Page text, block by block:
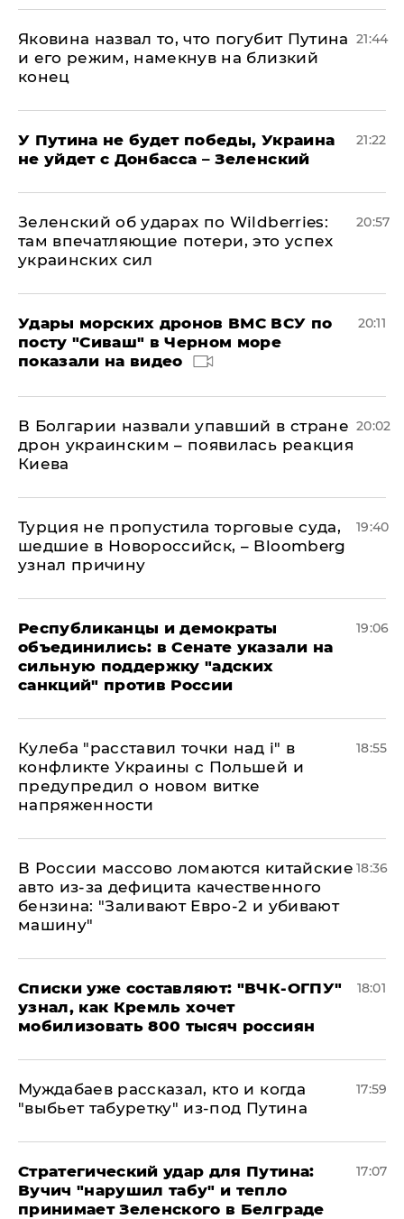
Яковина назвал то, что погубит Путина
и его режим, намекнув на близкий
конец
21:44
У Путина не будет победы, Украина
не уйдет с Донбасса – Зеленский
21:22
Зеленский об ударах по Wildberries:
там впечатляющие потери, это успех
украинских сил
20:57
Удары морских дронов ВМС ВСУ по
посту "Сиваш" в Черном море
показали на видео
20:11
В Болгарии назвали упавший в стране
дрон украинским – появилась реакция
Киева
20:02
Турция не пропустила торговые суда,
шедшие в Новороссийск, – Bloomberg
узнал причину
19:40
Республиканцы и демократы
объединились: в Сенате указали на
сильную поддержку "адских
санкций" против России
19:06
Кулеба "расставил точки над і" в
конфликте Украины с Польшей и
предупредил о новом витке
напряженности
18:55
В России массово ломаются китайские
авто из-за дефицита качественного
бензина: "Заливают Евро-2 и убивают
машину"
18:36
Списки уже составляют: "ВЧК-ОГПУ"
узнал, как Кремль хочет
мобилизовать 800 тысяч россиян
18:01
Муждабаев рассказал, кто и когда
"выбьет табуретку" из-под Путина
17:59
Стратегический удар для Путина:
Вучич "нарушил табу" и тепло
принимает Зеленского в Белграде
17:07